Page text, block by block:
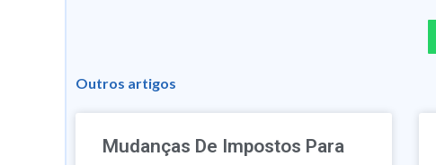
Outros artigos
Mudanças De Impostos Para